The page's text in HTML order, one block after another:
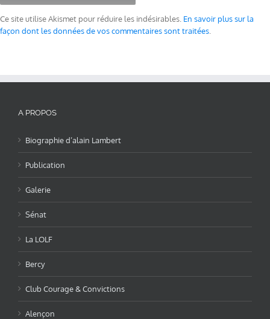
Ce site utilise Akismet pour réduire les indésirables. En savoir plus sur la
façon dont les données de vos commentaires sont traitées
A PROPOS
Biographie d’alain Lambert
Publication
Galerie
Sénat
La LOLF
Bercy
Club Courage & Convictions
Alençon